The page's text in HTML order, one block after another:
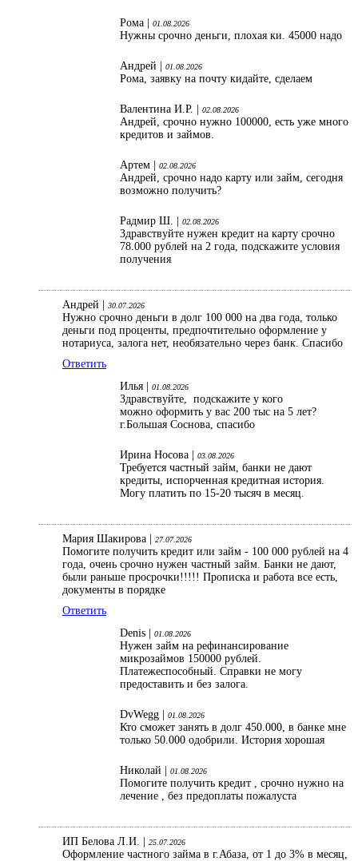
Рома | 01.08.2026
Нужны срочно деньги, плохая ки. 45000 надо
Андрей | 01.08.2026
Рома, заявку на почту кидайте, сделаем
Валентина И.Р. | 02.08.2026
Андрей, срочно нужно 100000, есть уже много
кредитов и займов.
Артем | 02.08.2026
Андрей, срочно надо карту или займ, сегодня
возможно получить?
Радмир Ш. | 02.08.2026
Здравствуйте нужен кредит на карту срочно
78.000 рублей на 2 года, подскажите условия
получения
Андрей | 30.07.2026
Нужно срочно деньги в долг 100 000 на два года, только
деньги под проценты, предпочтительно оформление у
нотариуса, залога нет, необязательно через банк. Спасибо
Ответить
Илья |
01.08.2026
Здравствуйте, подскажите у кого
можно оформить у вас 200 тыс на 5 лет?
г.Большая Соснова, спасибо
Ирина Носова | 03.08.2026
Требуется частный займ, банки не дают
кредиты, испорченная кредитная история.
Могу платить по 15-20 тысяч в месяц.
Мария Шакирова | 27.07.2026
Помогите получить кредит или займ - 100 000 рублей на 4
года, очень срочно нужен частный займ. Банки не дают,
были раньше просрочки!!!!! Прописка и работа все есть,
документы в порядке
Ответить
Denis |
01.08.2026
Нужен займ на рефинансирование
микрозаймов 150000 рублей.
Платежеспособный. Справки не могу
предоставить и без залога.
DvWegg | 01.08.2026
Кто сможет занять в долг 450.000, в банке мне
только 50.000 одобрили. История хорошая
Николай | 01.08.2026
Помогите получить кредит , срочно нужно на
лечение , без предоплаты пожалуста
ИП Белова Л.И. | 25.07.2026
Оформление частного займа в г.Абаза, от 1 до 3% в месяц,